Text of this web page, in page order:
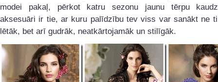
modei pakaļ, pērkot katru sezonu jaunu tērpu
aksesuāri ir tie, ar kuru palīdzību tev viss var sanākt ne
lētāk, bet arī gudrāk, neatkārtojamāk un stilīgāk.